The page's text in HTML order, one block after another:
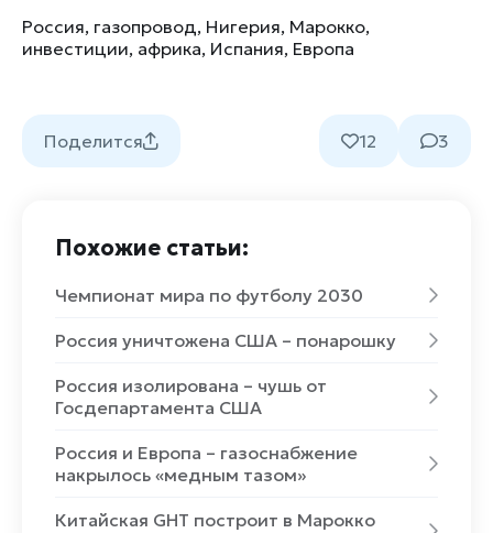
Россия, газопровод, Нигерия, Марокко,
инвестиции, африка, Испания, Европа
Поделится 12 3
Похожие статьи:
Чемпионат мира по футболу 2030
Россия уничтожена США – понарошку
Россия изолирована – чушь от
Госдепартамента США
Россия и Европа – газоснабжение
накрылось «медным тазом»
Китайская GHT построит в Марокко